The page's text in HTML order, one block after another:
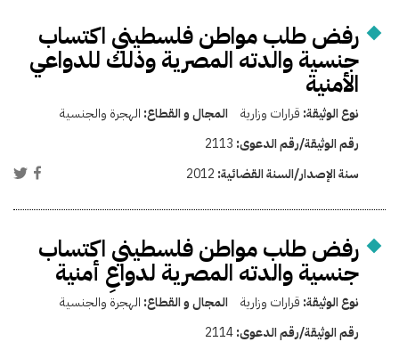
رفض طلب مواطن فلسطيني اكتساب
جنسية والدته المصرية وذلك للدواعي
الأمنية
نوع الوثيقة: قرارات وزارية المجال و القطاع: الهجرة والجنسية
رقم الوثيقة/رقم الدعوى: 2113
سنة الإصدار/السنة القضائية: 2012
رفض طلب مواطن فلسطيني اكتساب
جنسية والدته المصرية لدواعِ أمنية
نوع الوثيقة: قرارات وزارية المجال و القطاع: الهجرة والجنسية
رقم الوثيقة/رقم الدعوى:2114